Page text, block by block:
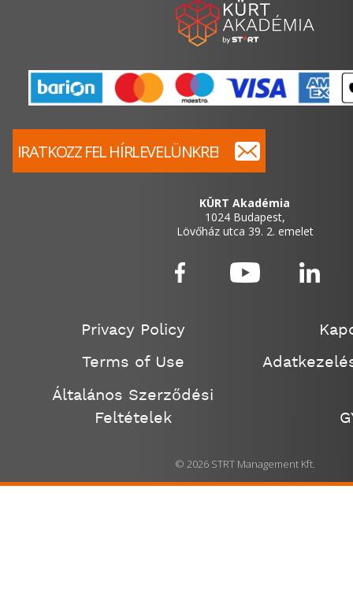
KÜRT Akadémia
1024 Budapest,
Lövőház utca 39. 2. emelet
IRATKOZZ FEL HÍRLEVELÜNKRE!
Privacy Policy
Terms of Use
Általános Szerződési
Feltételek
© 2026 STRT Management Kft.